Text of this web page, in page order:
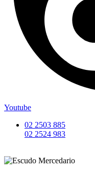
Youtube
02 2503 885
02 2524 983